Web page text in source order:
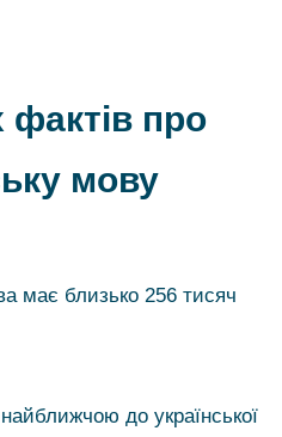
фактів про
мову
має близько 256 тисяч
до української